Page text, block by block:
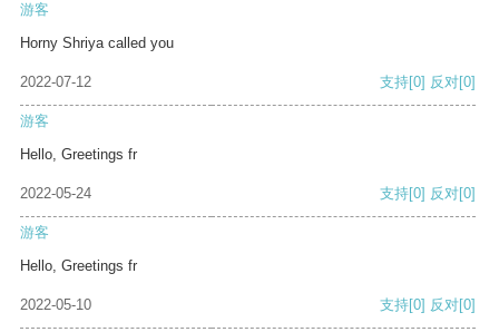
游客
Horny Shriya called you
2022-07-12 支持[0] 反对[0]
游客
Hello, Greetings fr
2022-05-24 支持[0] 反对[0]
游客
Hello, Greetings fr
2022-05-10 支持[0] 反对[0]